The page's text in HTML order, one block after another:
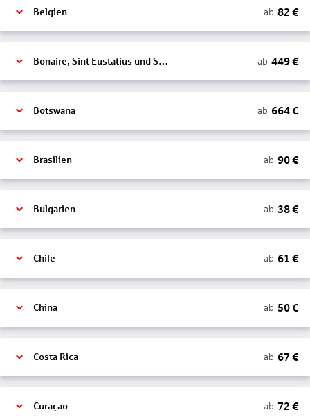
Belgien ab 82 €
Bonaire, Sint Eustatius und Saba ab 449€
Botswana ab 664€
Brasilien ab 90€
Bulgarien ab 38€
Chile ab 61 €
China ab 50€
Costa Rica ab 67 €
Curaçao ab 72 €